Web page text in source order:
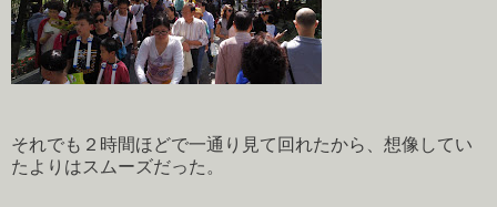
それでも２時間ほどで一通り見て回れたから、想像してい
たよりはスムーズだった。